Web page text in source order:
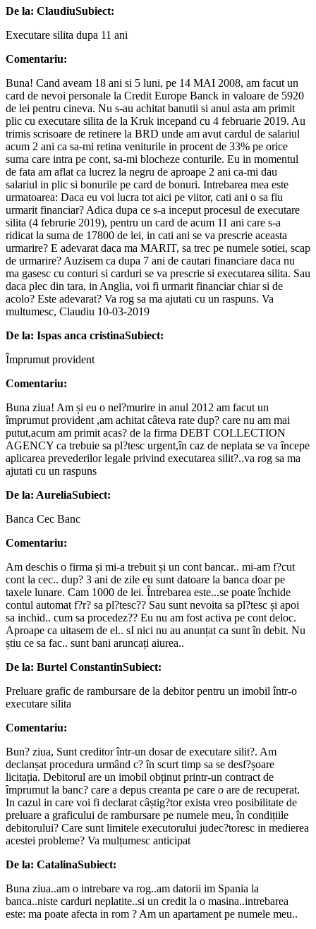
De la: ClaudiuSubiect:
Executare silita dupa 11 ani
Comentariu:
Buna! Cand aveam 18 ani si 5 luni, pe 14 MAI 2008, am facut un
card de nevoi personale la Credit Europe Banck in valoare de 5920
de lei pentru cineva. Nu s-au achitat banutii si anul asta am primit
plic cu executare silita de la Kruk incepand cu 4 februarie 2019. Au
trimis scrisoare de retinere la BRD unde am avut cardul de salariul
acum 2 ani ca sa-mi retina veniturile in procent de 33% pe orice
suma care intra pe cont, sa-mi blocheze conturile. Eu in momentul
de fata am aflat ca lucrez la negru de aproape 2 ani ca-mi dau
salariul in plic si bonurile pe card de bonuri. Intrebarea mea este
urmatoarea: Daca eu voi lucra tot aici pe viitor, cati ani o sa fiu
urmarit financiar? Adica dupa ce s-a inceput procesul de executare
silita (4 februrie 2019), pentru un card de acum 11 ani care s-a
ridicat la suma de 17800 de lei, in cati ani se va prescrie aceasta
urmarire? E adevarat daca ma MARIT, sa trec pe numele sotiei, scap
de urmarire? Auzisem ca dupa 7 ani de cautari financiare daca nu
ma gasesc cu conturi si carduri se va prescrie si executarea silita. Sau
daca plec din tara, in Anglia, voi fi urmarit financiar chiar si de
acolo? Este adevarat? Va rog sa ma ajutati cu un raspuns. Va
multumesc, Claudiu 10-03-2019
De la: Ispas anca cristinaSubiect:
Împrumut provident
Comentariu:
Buna ziua! Am și eu o nel?murire in anul 2012 am facut un
împrumut provident ,am achitat câteva rate dup? care nu am mai
putut,acum am primit acas? de la firma DEBT COLLECTION
AGENCY ca trebuie sa pl?tesc urgent,în caz de neplata se va începe
aplicarea prevederilor legale privind executarea silit?..va rog sa ma
ajutati cu un raspuns
De la: AureliaSubiect:
Banca Cec Banc
Comentariu:
Am deschis o firma și mi-a trebuit și un cont bancar.. mi-am f?cut
cont la cec.. dup? 3 ani de zile eu sunt datoare la banca doar pe
taxele lunare. Cam 1000 de lei. Întrebarea este...se poate închide
contul automat f?r? sa pl?tesc?? Sau sunt nevoita sa pl?tesc și apoi
sa inchid.. cum sa procedez?? Eu nu am fost activa pe cont deloc.
Aproape ca uitasem de el.. sI nici nu au anunțat ca sunt în debit. Nu
știu ce sa fac.. sunt bani aruncați aiurea..
De la: Burtel ConstantinSubiect:
Preluare grafic de rambursare de la debitor pentru un imobil într-o
executare silita
Comentariu:
Bun? ziua, Sunt creditor într-un dosar de executare silit?. Am
declanșat procedura urmând c? în scurt timp sa se desf?șoare
licitația. Debitorul are un imobil obținut printr-un contract de
împrumut la banc? care a depus creanta pe care o are de recuperat.
In cazul in care voi fi declarat câștig?tor exista vreo posibilitate de
preluare a graficului de rambursare pe numele meu, în condițiile
debitorului? Care sunt limitele executorului judec?toresc in medierea
acestei probleme? Va mulțumesc anticipat
De la: CatalinaSubiect:
Buna ziua..am o intrebare va rog..am datorii im Spania la
banca..niste carduri neplatite..si un credit la o masina..intrebarea
este: ma poate afecta in rom ? Am un apartament pe numele meu..